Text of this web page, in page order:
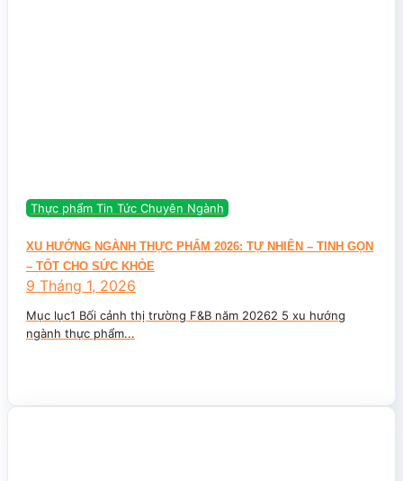
Thực phẩm Tin Tức Chuyên Ngành
XU HƯỚNG NGÀNH THỰC PHẨM 2026: TỰ NHIÊN – TINH GỌN
– TỐT CHO SỨC KHỎE
9 Tháng 1, 2026
Mục lục1 Bối cảnh thị trường F&B năm 20262 5 xu hướng
ngành thực phẩm...